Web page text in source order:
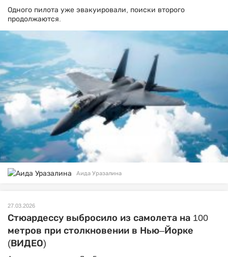
Одного пилота уже эвакуировали, поиски второго
продолжаются.
Аида Уразалина
27.03.2026
Стюардессу выбросило из самолета на 100
метров при столкновении в Нью–Йорке
(ВИДЕО)